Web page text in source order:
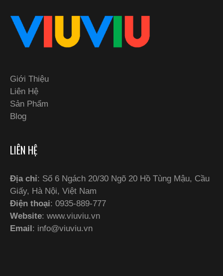
Giới Thiệu
Liên Hệ
Sản Phẩm
Blog
LIÊN HỆ
Địa chỉ: Số 6 Ngách 20/30 Ngõ 20 Hồ Tùng Mậu, Cầu
Giấy, Hà Nội, Việt Nam
Điện thoại: 0935-889-777
Website: www.viuviu.vn
Email : info@viuviu.vn